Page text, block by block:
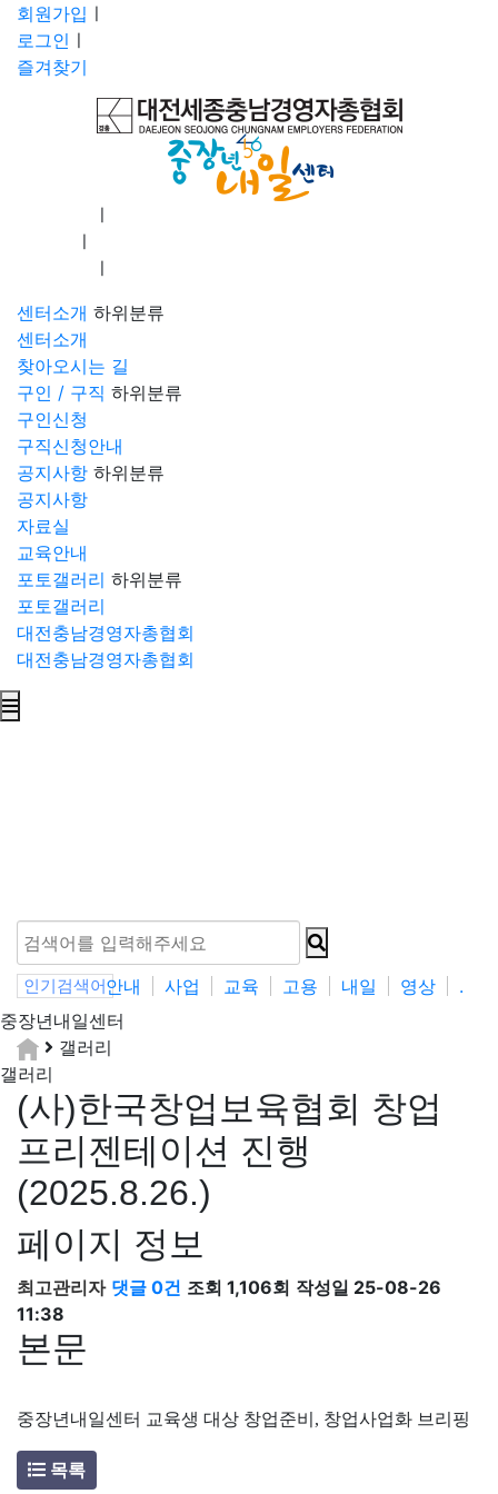
회원가입 ㅣ
로그인 ㅣ
즐겨찾기
ㅣ
ㅣ
ㅣ
센터소개 하위분류
센터소개
찾아오시는 길
구인 / 구직 하위분류
구인신청
구직신청안내
공지사항 하위분류
공지사항
자료실
교육안내
포토갤러리 하위분류
포토갤러리
대전충남경영자총협회
대전충남경영자총협회
인기검색어안내 사업 교육 고용 내일 영상
.
중장년내일센터
갤러리
갤러리
(사)한국창업보육협회 창업
프리젠테이션 진행
(2025.8.26.)
페이지 정보
최고관리자 댓글 0건 조회 1,106회 작성일 25-08-26
11:38
본문
중장년내일센터 교육생 대상 창업준비, 창업사업화 브리핑
목록